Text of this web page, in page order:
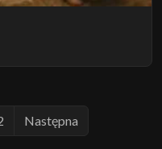
Następna